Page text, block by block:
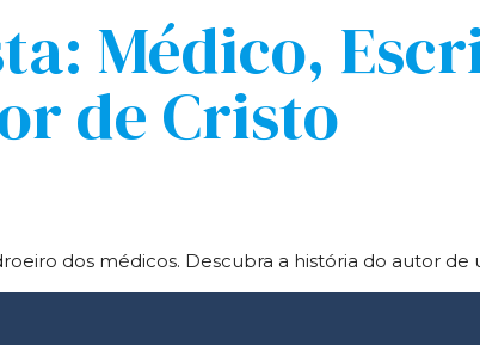
Médico,
de Cristo
dos médicos. Descubra a história do autor